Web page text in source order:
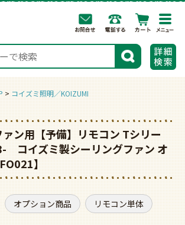
検索
コイズミ照明／KOIZUMI
ン用【予備】リモコン Tシリー
コイズミ製シーリングファン オ
】
オプション商品 リモコン単体